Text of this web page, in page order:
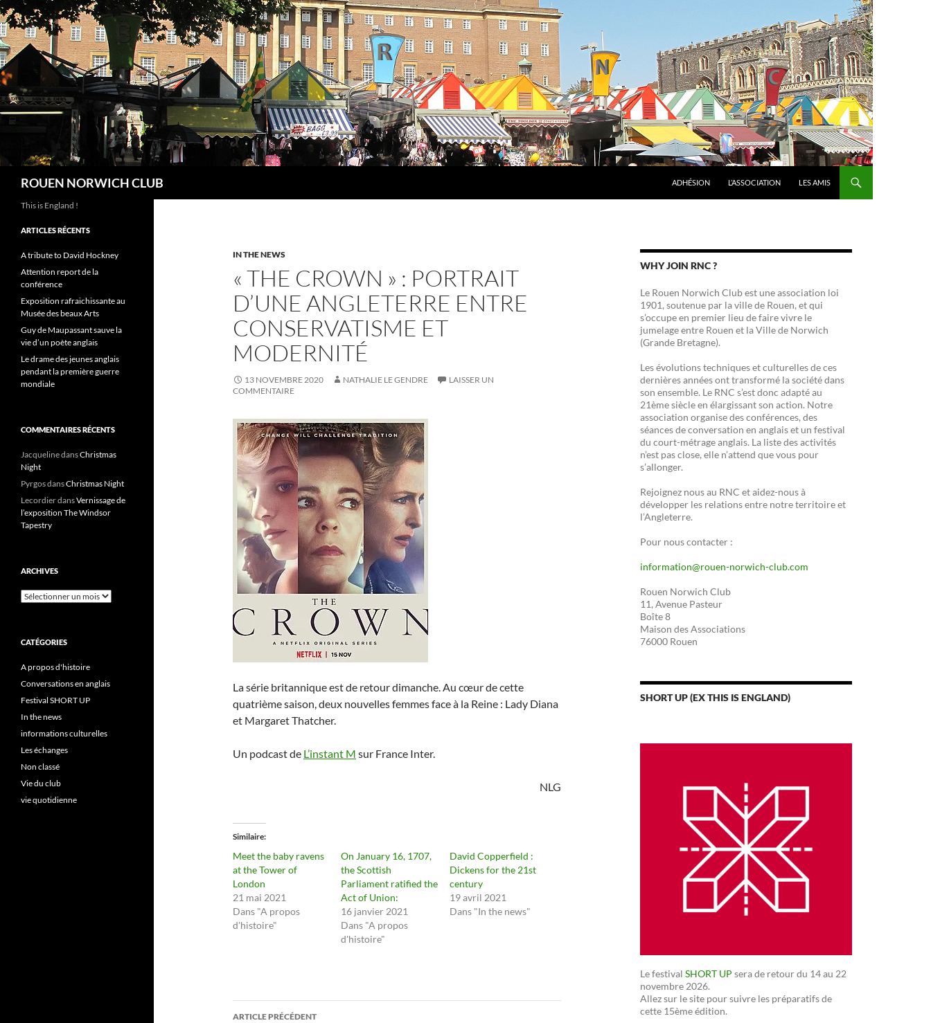
Aller
au
contenu
ROUEN NORWICH CLUB ADHÉSION L’ASSOCIATION LES AMIS
IN THE NEWS
« THE CROWN » : PORTRAIT
D’UNE ANGLETERRE ENTRE
CONSERVATISME ET
MODERNITÉ
13 NOVEMBRE 2020 NATHALIE LE GENDRE
LAISSER UN
COMMENTAIRE
La série britannique est de retour dimanche. Au cœur de cette
quatrième saison, deux nouvelles femmes face à la Reine : Lady Diana
et Margaret Thatcher.
Un podcast de L’instant M sur France Inter.
NLG
Similaire
Meet the baby ravens
at the Tower of
London
21 mai 2021
Dans "A propos
d'histoire"
On January 16, 1707,
the Scottish
Parliament ratified the
Act of Union:
16 janvier 2021
Dans "A propos
d'histoire"
David Copperfield :
Dickens for the 21st
century
19 avril 2021
Dans "In the news"
Navigation
ARTICLE PRÉCÉDENT
WHY JOIN RNC ?
Le Rouen Norwich Club est une association loi
1901, soutenue par la ville de Rouen, et qui
s’occupe en premier lieu de faire vivre le
jumelage entre Rouen et la Ville de Norwich
(Grande Bretagne).
Les évolutions techniques et culturelles de ces
dernières années ont transformé la société dans
son ensemble. Le RNC s’est donc adapté au
21ème siècle en élargissant son action. Notre
association organise des conférences, des
séances de conversation en anglais et un festival
du court-métrage anglais. La liste des activités
n’est pas close, elle n’attend que vous pour
s’allonger.
Rejoignez nous au RNC et aidez-nous à
développer les relations entre notre territoire et
l’Angleterre.
Pour nous contacter :
information@rouen-norwich-club.com
Rouen Norwich Club
11, Avenue Pasteur
Boîte 8
Maison des Associations
76000 Rouen
SHORT UP (EX THIS IS ENGLAND)
Le festival SHORT UP sera de retour du 14 au 22
novembre 2026.
Allez sur le site pour suivre les préparatifs de
cette 15ème édition.
This is England !
ARTICLES RÉCENTS
A tribute to David Hockney
Attention report de la
conférence
Exposition rafraichissante au
Musée des beaux Arts
Guy de Maupassant sauve la
vie d’un poète anglais
Le drame des jeunes anglais
pendant la première guerre
mondiale
COMMENTAIRES RÉCENTS
JacquelinedansChristmas
Night
PyrgosdansChristmas Night
LecordierdansVernissage de
l’exposition The Windsor
Tapestry
ARCHIVES
Archives
CATÉGORIES
A propos d'histoire
Conversations en anglais
Festival SHORT UP
In the news
informations culturelles
Les échanges
Non classé
Vie du club
vie quotidienne